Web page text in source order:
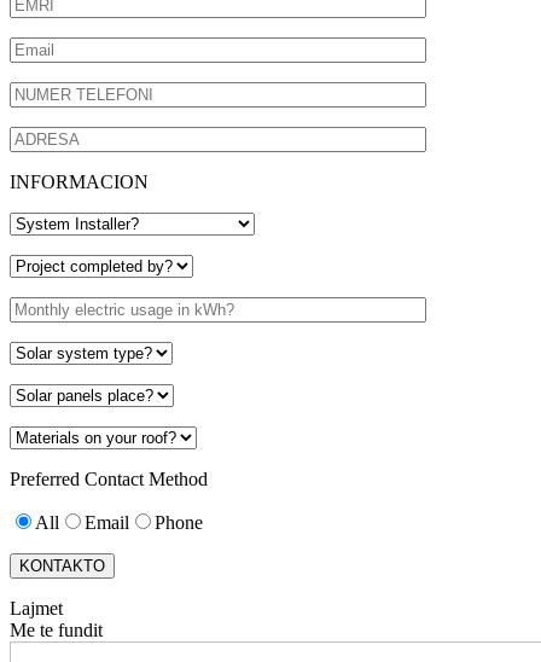
INFORMACION
Preferred Contact Method
All Email Phone
KONTAKTO
Lajmet
Me te fundit